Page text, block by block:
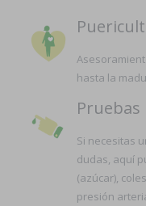
hasta la
Pruebas
Si necesitas
dudas, aquí
(azúcar),
presión